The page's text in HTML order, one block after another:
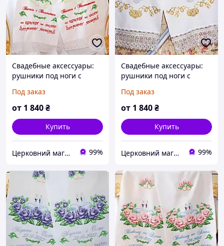
Свадебные аксессуары:
рушники под ноги с
Под заказ
от 1 840₴
Купить
Церковний магазин "Трикірій" 99%
Свадебные аксессуары:
рушники под ноги с
Под заказ
от 1 840₴
Купить
Церковний магазин "Трикірій" 99%